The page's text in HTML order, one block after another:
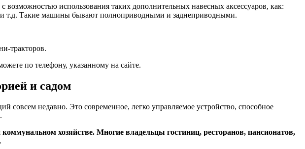
использования таких дополнительных навесных аксессуаров, как:
и т.д. Такие машины бывают полноприводными и заднеприводными.
тракторов.
по телефону, указанному на сайте.
и садом
совсем недавно. Это современное, легко управляемое устройство, способное
хозяйстве. Многие владельцы гостиниц, ресторанов, пансионатов,